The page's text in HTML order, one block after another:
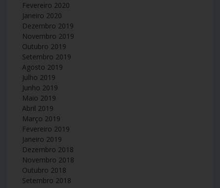
Fevereiro 2020
Janeiro 2020
Dezembro 2019
Novembro 2019
Outubro 2019
Setembro 2019
Agosto 2019
Julho 2019
Junho 2019
Maio 2019
Abril 2019
Março 2019
Fevereiro 2019
Janeiro 2019
Dezembro 2018
Novembro 2018
Outubro 2018
Setembro 2018